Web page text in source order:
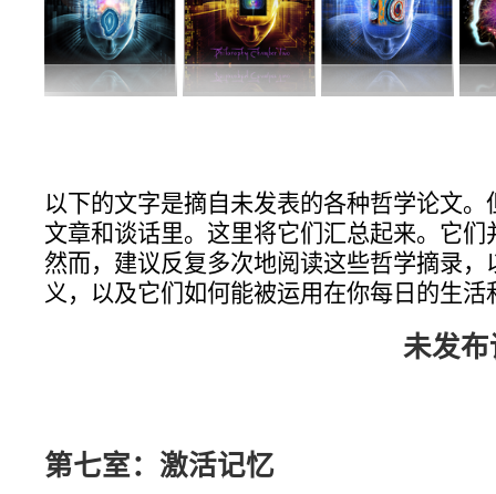
以下的文字是摘自未发表的各种哲学论文
文章和谈话里。这里将它们汇总起来。它
然而，建议反复多次地阅读这些哲学摘录
义，以及它们如何能被运用在你每日的生活
未发布论
第七室：激活记忆